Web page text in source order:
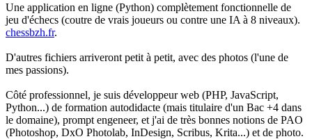
Une application en ligne (Python) complètement fonctionnelle de
jeu d'échecs (coutre de vrais joueurs ou contre une IA à 8 niveaux).
chessbzh.fr.
D'autres fichiers arriveront petit à petit, avec des photos (l'une de
mes passions).
Côté professionnel, je suis développeur web (PHP, JavaScript,
Python...) de formation autodidacte (mais titulaire d'un Bac +4 dans
le domaine), prompt engeneer, et j'ai de très bonnes notions de PAO
(Photoshop, DxO Photolab, InDesign, Scribus, Krita...) et de photo.